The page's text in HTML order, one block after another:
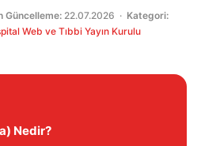
Güncelleme: 22.07.2026 · Kategori:
Web ve Tıbbi Yayın Kurulu
Nedir?